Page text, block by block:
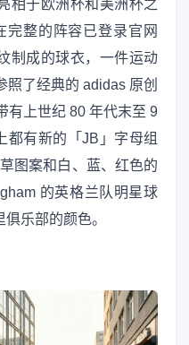
相于欧洲杯和美洲杯之
完整的阵容已登录官网
成的球衣，一件运动
照了经典的 adidas 原创
有上世纪 80 年代末至 9
都有新的「JB」字母组
图案和白、蓝、红色的
的英格兰队明星球
乐部的颜色。